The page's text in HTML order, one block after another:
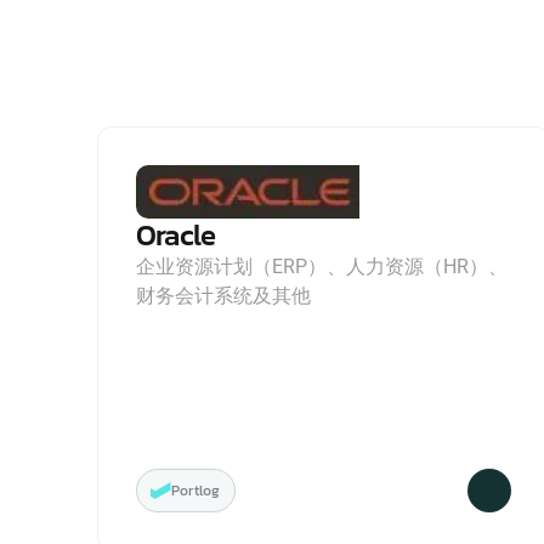
Oracle
企业资源计划（ERP）、人力资源（HR）、
财务会计系统及其他
Portlog